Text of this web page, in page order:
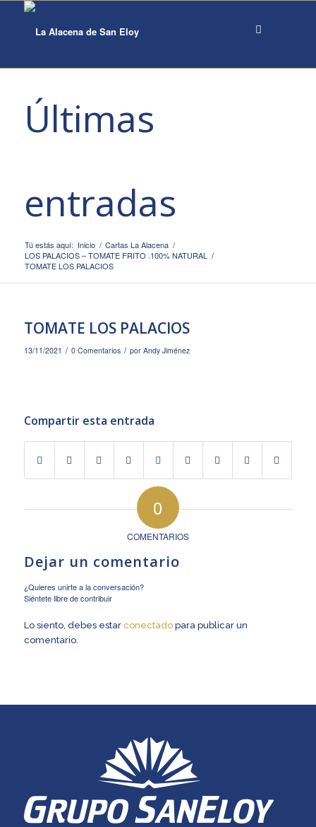
Últimas
entradas
Tú estás aquí: Inicio / Cartas La Alacena /
LOS PALACIOS – TOMATE FRITO .100% NATURAL
/
TOMATE LOS PALACIOS
TOMATE LOS PALACIOS
13/11/2021 / 0 Comentarios / por Andy Jiménez
Compartir esta entrada
0
COMENTARIOS
Dejar un comentario
¿Quieres unirte a la conversación?
Siéntete libre de contribuir
Lo siento, debes estar conectadopara publicar un
comentario.